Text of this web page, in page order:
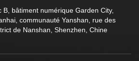
B, bâtiment numérique Garden City,
communauté Yanshan, rue des
de Nanshan, Shenzhen, Chine